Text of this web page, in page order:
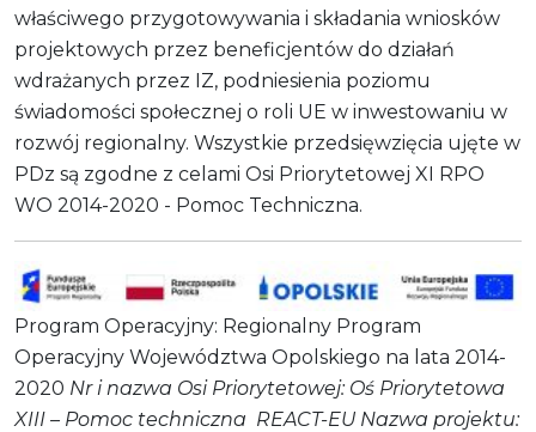
właściwego przygotowywania i składania wniosków
projektowych przez beneficjentów do działań
wdrażanych przez IZ, podniesienia poziomu
świadomości społecznej o roli UE w inwestowaniu w
rozwój regionalny. Wszystkie przedsięwzięcia ujęte w
PDz są zgodne z celami Osi Priorytetowej XI RPO
WO 2014-2020 - Pomoc Techniczna.
Program Operacyjny: Regionalny Program
Operacyjny Województwa Opolskiego na lata 2014-
2020 Nr i nazwa Osi Priorytetowej: Oś Priorytetowa
XIII – Pomoc techniczna REACT-EU Nazwa projektu: